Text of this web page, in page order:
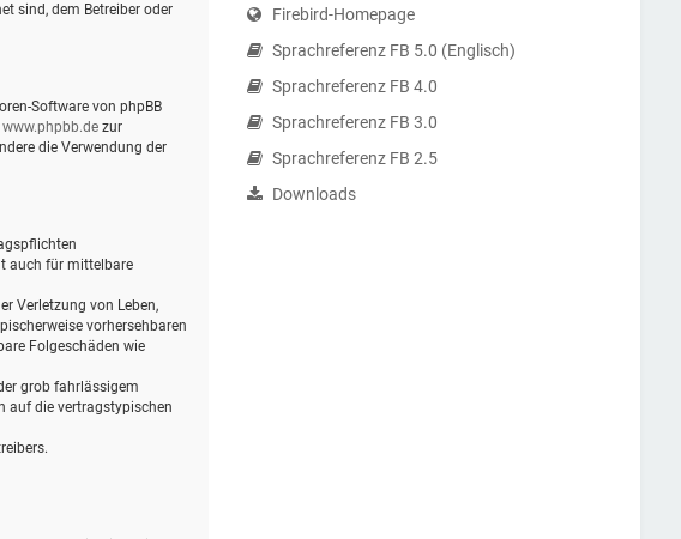
sind, dem Betreiber oder
Software von phpBB
www.phpbb.dezur
die Verwendung der
auch für mittelbare
Verletzung von Leben,
vorhersehbaren
Folgeschäden wie
grob fahrlässigem
auf die vertragstypischen
Firebird-Homepage
Sprachreferenz FB 5.0 (Englisch)
Sprachreferenz FB 4.0
Sprachreferenz FB 3.0
Sprachreferenz FB 2.5
Downloads